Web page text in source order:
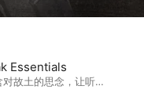
Essentials
故土的思念，让听者